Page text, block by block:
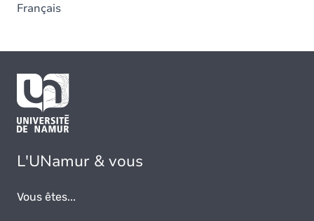
Français
L'UNamur & vous
Vous êtes...